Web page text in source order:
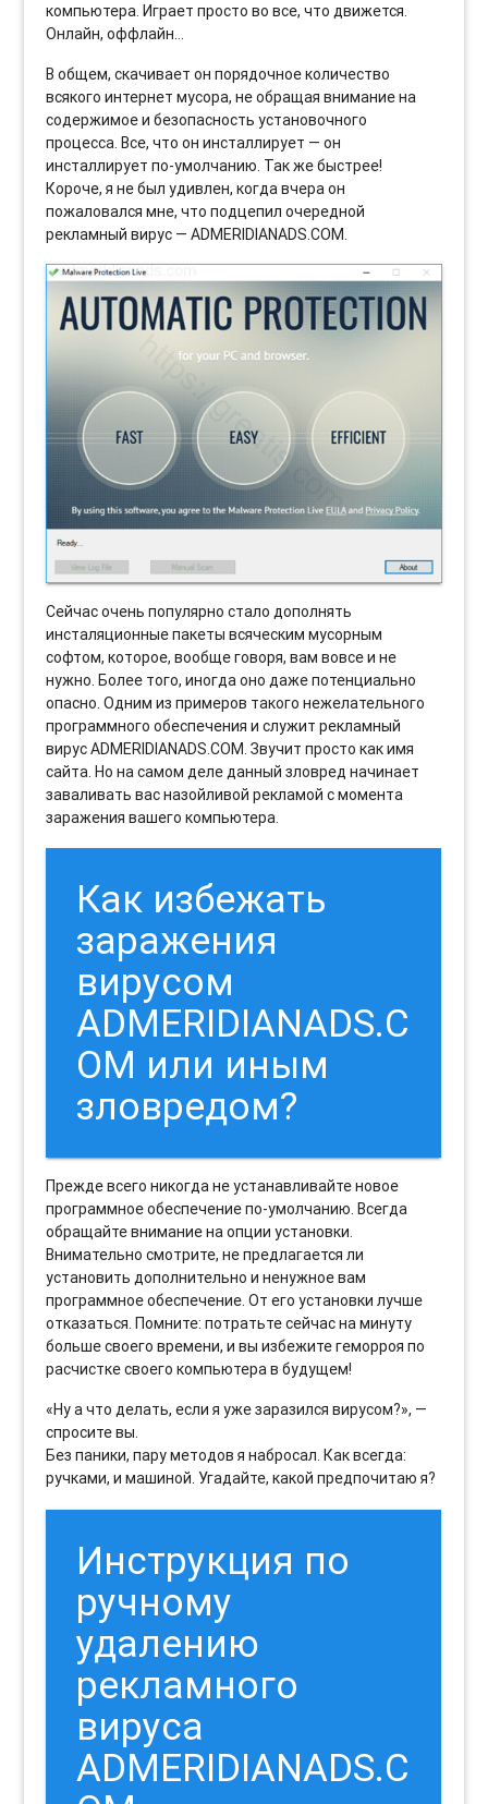
компьютера. Играет просто во все, что движется.
Онлайн, оффлайн…
В общем, скачивает он порядочное количество
всякого интернет мусора, не обращая внимание на
содержимое и безопасность установочного
процесса. Все, что он инсталлирует — он
инсталлирует по-умолчанию. Так же быстрее!
Короче, я не был удивлен, когда вчера он
пожаловался мне, что подцепил очередной
рекламный вирус — ADMERIDIANADS.COM.
Сейчас очень популярно стало дополнять
инсталяционные пакеты всяческим мусорным
софтом, которое, вообще говоря, вам вовсе и не
нужно. Более того, иногда оно даже потенциально
опасно. Одним из примеров такого нежелательного
программного обеспечения и служит рекламный
вирус ADMERIDIANADS.COM. Звучит просто как имя
сайта. Но на самом деле данный зловред начинает
заваливать вас назойливой рекламой с момента
заражения вашего компьютера.
Как избежать
заражения
вирусом
ADMERIDIANADS.C
OM или иным
зловредом?
Прежде всего никогда не устанавливайте новое
программное обеспечение по-умолчанию. Всегда
обращайте внимание на опции установки.
Внимательно смотрите, не предлагается ли
установить дополнительно и ненужное вам
программное обеспечение. От его установки лучше
отказаться. Помните: потратьте сейчас на минуту
больше своего времени, и вы избежите геморроя по
расчистке своего компьютера в будущем!
«Ну а что делать, если я уже заразился вирусом?», —
спросите вы.
Без паники, пару методов я набросал. Как всегда:
ручками, и машиной. Угадайте, какой предпочитаю я?
Инструкция по
ручному
удалению
рекламного
вируса
ADMERIDIANADS.C